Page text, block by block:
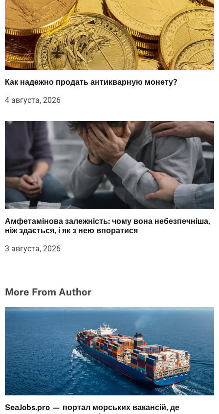
Как надежно продать антикварную монету?
4 августа, 2026
Амфетамінова залежність: чому вона небезпечніша,
ніж здається, і як з нею впоратися
3 августа, 2026
More From Author
SeaJobs.pro — портал морських вакансій, де